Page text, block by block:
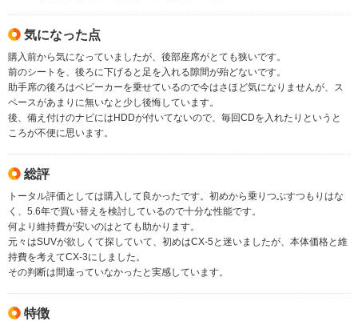
気になった点
購入前から気になっていましたが、後部座席がとても狭いです。
前のシートを、後ろに下げると足を入れる隙間が殆どないです。
助手席の後ろはベビーカーを乗せているので今はさほど気になりませんが、ス
ペースがあまりに無いなと少し後悔しています。
後、備え付けのナビにはHDDが付いてないので、毎回CDを入れたりというと
ころが不便に思います。
総評
トータル評価としては購入して良かったです。初めから乗りつぶすつもりはな
く、5.6年で買い替えを検討しているので十分な性能です。
何より維持費が安いのはとても助かります。
元々はSUVが欲しくて探していて、初めはCX-5と迷いましたが、本体価格と維
持費を考えてCX-3にしました。
その判断は間違っていなかったと実感しています。
特徴